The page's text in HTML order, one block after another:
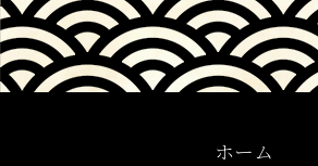
ホーム